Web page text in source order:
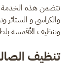
تتضمن هذه الخدمة
والكراسي و الستائر
وتنظيف الأقمشة
تنظيف